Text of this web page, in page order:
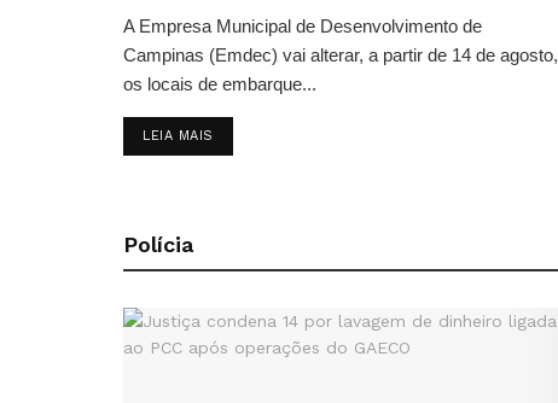
A Empresa Municipal de Desenvolvimento de
Campinas (Emdec) vai alterar, a partir de 14 de agosto,
os locais de embarque...
LEIA MAIS
Polícia